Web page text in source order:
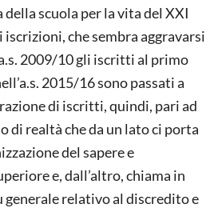
scuola per la vita del XXI
iscrizioni, che sembra aggravarsi
2009/10 gli iscritti al primo
2015/16 sono passati a
di iscritti, quindi, pari ad
di realtà che da un lato ci porta
del sapere e
e, dall’altro, chiama in
generale relativo al discredito e